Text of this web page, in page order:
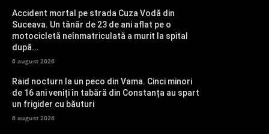
Accident mortal pe strada Cuza Vodă din
Suceava. Un tânăr de 23 de ani aflat pe o
motocicletă neînmatriculată a murit la spital
după...
6 august 2026
Raid nocturn la un peco din Vama. Cinci minori
de 16 ani veniți în tabără din Constanța au spart
un frigider cu băuturi
6 august 2026